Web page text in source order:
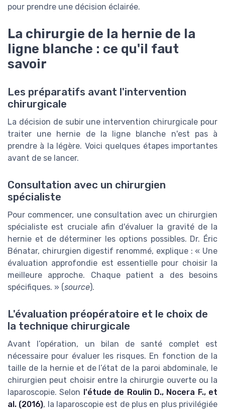
pour prendre une décision éclairée.
La chirurgie de la hernie de la
ligne blanche : ce qu'il faut
savoir
Les préparatifs avant l'intervention
chirurgicale
La décision de subir une intervention chirurgicale pour
traiter une hernie de la ligne blanche n'est pas à
prendre à la légère. Voici quelques étapes importantes
avant de se lancer.
Consultation avec un chirurgien
spécialiste
Pour commencer, une consultation avec un chirurgien
spécialiste est cruciale afin d'évaluer la gravité de la
hernie et de déterminer les options possibles. Dr. Éric
Bénatar, chirurgien digestif renommé, explique : « Une
évaluation approfondie est essentielle pour choisir la
meilleure approche. Chaque patient a des besoins
spécifiques. » (source).
L'évaluation préopératoire et le choix de
la technique chirurgicale
Avant l’opération, un bilan de santé complet est
nécessaire pour évaluer les risques. En fonction de la
taille de la hernie et de l’état de la paroi abdominale, le
chirurgien peut choisir entre la chirurgie ouverte ou la
laparoscopie. Selon l'étude de Roulin D., Nocera F., et
al. (2016), la laparoscopie est de plus en plus privilégiée